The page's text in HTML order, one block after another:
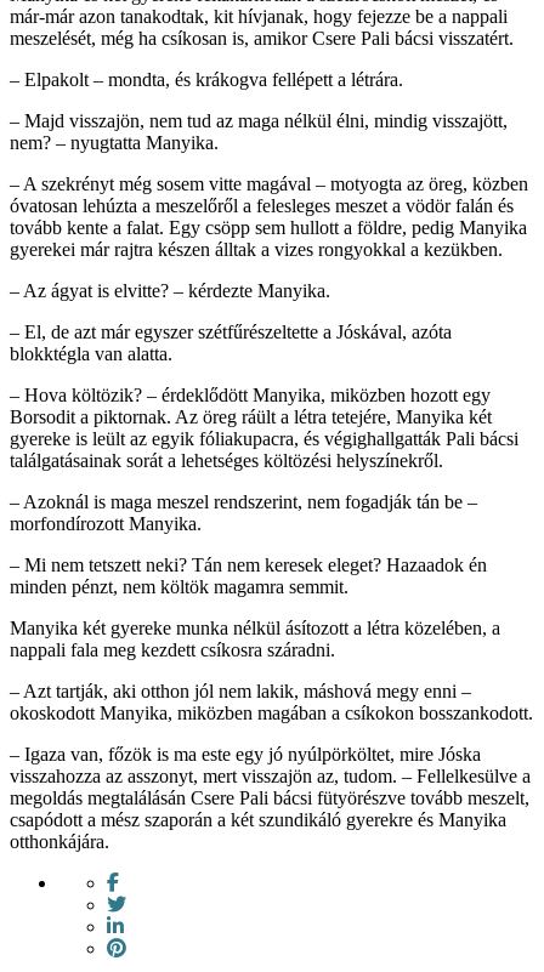
már-már azon tanakodtak, kit hívjanak, hogy fejezze be a nappali
meszelését, még ha csíkosan is, amikor Csere Pali bácsi visszatért.
– Elpakolt – mondta, és krákogva fellépett a létrára.
– Majd visszajön, nem tud az maga nélkül élni, mindig visszajött,
nem? – nyugtatta Manyika.
– A szekrényt még sosem vitte magával – motyogta az öreg, közben
óvatosan lehúzta a meszelőről a felesleges meszet a vödör falán és
tovább kente a falat. Egy csöpp sem hullott a földre, pedig Manyika
gyerekei már rajtra készen álltak a vizes rongyokkal a kezükben.
– Az ágyat is elvitte? – kérdezte Manyika.
– El, de azt már egyszer szétfűrészeltette a Jóskával, azóta
blokktégla van alatta.
– Hova költözik? – érdeklődött Manyika, miközben hozott egy
Borsodit a piktornak. Az öreg ráült a létra tetejére, Manyika két
gyereke is leült az egyik fóliakupacra, és végighallgatták Pali bácsi
találgatásainak sorát a lehetséges költözési helyszínekről.
– Azoknál is maga meszel rendszerint, nem fogadják tán be –
morfondírozott Manyika.
– Mi nem tetszett neki? Tán nem keresek eleget? Hazaadok én
minden pénzt, nem költök magamra semmit.
Manyika két gyereke munka nélkül ásítozott a létra közelében, a
nappali fala meg kezdett csíkosra száradni.
­– Azt tartják, aki otthon jól nem lakik, máshová megy enni –
okoskodott Manyika, miközben magában a csíkokon bosszankodott.
– Igaza van, főzök is ma este egy jó nyúlpörköltet, mire Jóska
visszahozza az asszonyt, mert visszajön az, tudom. – Fellelkesülve a
megoldás megtalálásán Csere Pali bácsi fütyörészve tovább meszelt,
csapódott a mész szaporán a két szundikáló gyerekre és Manyika
otthonkájára.